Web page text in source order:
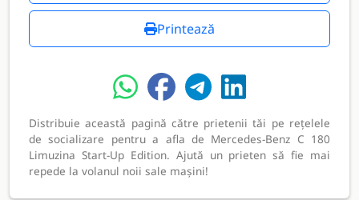
Printează
Distribuie această pagină către prietenii tăi pe rețelele
de socializare pentru a afla de Mercedes-Benz C 180
Limuzina Start-Up Edition. Ajută un prieten să fie mai
repede la volanul noii sale mașini!